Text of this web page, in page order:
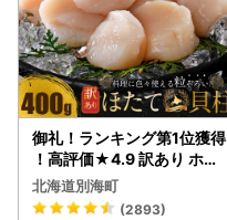
御礼！ランキング第1位獲得
！高評価★4.9 訳あり ホタ
テ 400g（ほたて 帆立 貝柱
冷凍 ）
北海道別海町
(2893)